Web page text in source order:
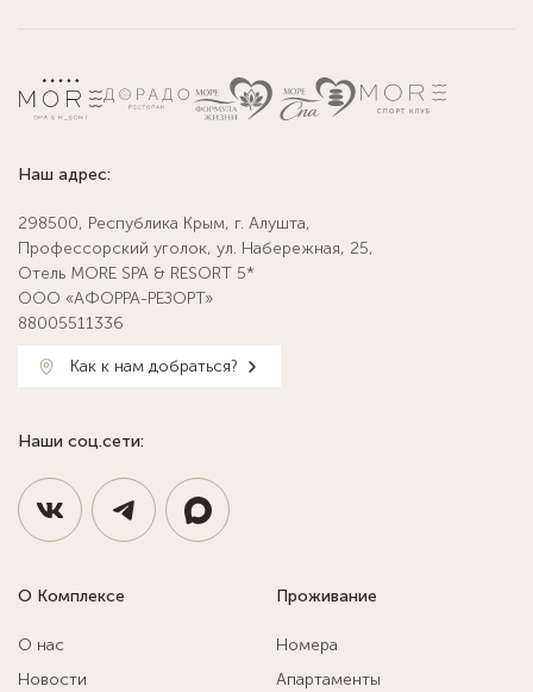
Наш адрес:
298500, Республика Крым, г. Алушта,
Профессорский уголок, ул. Набережная, 25,
Отель MORE SPA & RESORT 5*
ООО «АФОРРА-РЕЗОРТ»
88005511336
Как к нам добраться?
Наши соц.сети:
О Комплексе
О нас
Новости
Проживание
Номера
Апартаменты